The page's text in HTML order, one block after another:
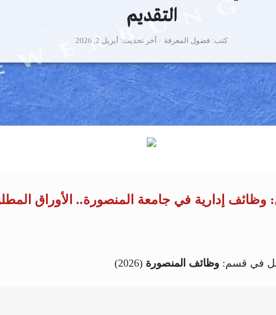
التقديم
كتب فضول المعرفة آخر تحديث أبريل 2, 2026
إدارية في جامعة المنصورة.. الأوراق
في قسم: وظائف المنصورة (2026)